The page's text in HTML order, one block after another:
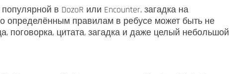
в DozoR или Encounter, загадка на
правилам в ребусе может быть не
поговорка, цитата, загадка и даже целый небольшой